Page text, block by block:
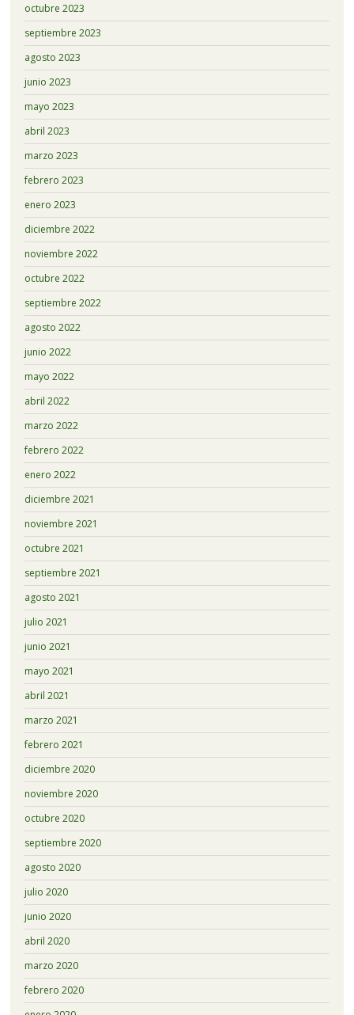
octubre 2023
septiembre 2023
agosto 2023
junio 2023
mayo 2023
abril 2023
marzo 2023
febrero 2023
enero 2023
diciembre 2022
noviembre 2022
octubre 2022
septiembre 2022
agosto 2022
junio 2022
mayo 2022
abril 2022
marzo 2022
febrero 2022
enero 2022
diciembre 2021
noviembre 2021
octubre 2021
septiembre 2021
agosto 2021
julio 2021
junio 2021
mayo 2021
abril 2021
marzo 2021
febrero 2021
diciembre 2020
noviembre 2020
octubre 2020
septiembre 2020
agosto 2020
julio 2020
junio 2020
abril 2020
marzo 2020
febrero 2020